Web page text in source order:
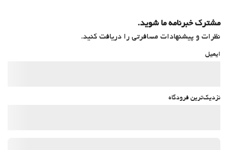
مشترک خبرنامه ما شوید.
نظرات و پیشنهادات مسافرتی را دریافت کنید.
ایمیل
نزدیک‌ترین فرودگاه